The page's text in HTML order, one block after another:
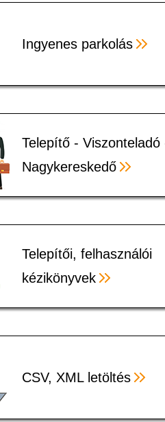
Ingyenes parkolás
Telepítő - Viszonteladó
Nagykereskedő
Telepítői, felhasználói
kézikönyvek
CSV, XML letöltés